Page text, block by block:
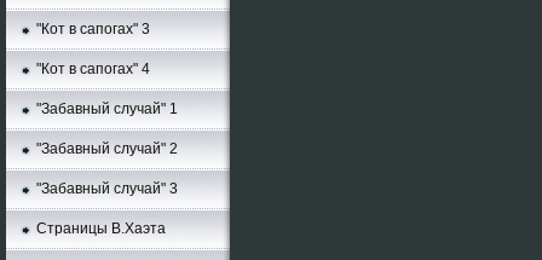
"Кот в сапогах" 3
"Кот в сапогах" 4
"Забавный случай" 1
"Забавный случай" 2
"Забавный случай" 3
Страницы В.Хаэта